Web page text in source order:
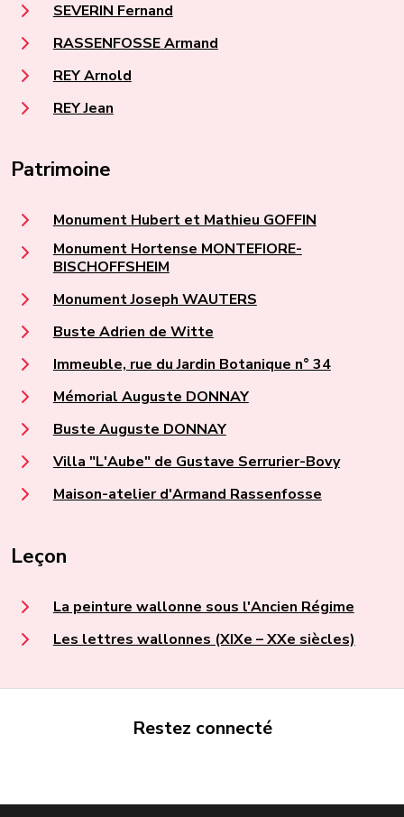
SEVERIN Fernand
RASSENFOSSE Armand
REY Arnold
REY Jean
Patrimoine
Monument Hubert et Mathieu GOFFIN
Monument Hortense MONTEFIORE-
BISCHOFFSHEIM
Monument Joseph WAUTERS
Buste Adrien de Witte
Immeuble, rue du Jardin Botanique n° 34
Mémorial Auguste DONNAY
Buste Auguste DONNAY
Villa "L'Aube" de Gustave Serrurier-Bovy
Maison-atelier d'Armand Rassenfosse
Leçon
La peinture wallonne sous l'Ancien Régime
Les lettres wallonnes (XIXe – XXe siècles)
Restez connecté